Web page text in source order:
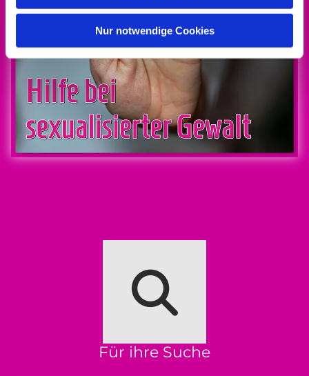
Nur notwendige Cookies
Für ihre Suche